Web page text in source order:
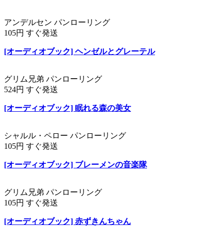
アンデルセン パンローリング
105円 すぐ発送
[オーディオブック] ヘンゼルとグレーテル
グリム兄弟 パンローリング
524円 すぐ発送
[オーディオブック] 眠れる森の美女
シャルル・ペロー パンローリング
105円 すぐ発送
[オーディオブック] ブレーメンの音楽隊
グリム兄弟 パンローリング
105円 すぐ発送
[オーディオブック] 赤ずきんちゃん